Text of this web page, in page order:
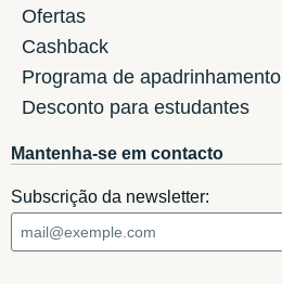
Ofertas
Cashback
Programa de apadrinhamento
Desconto para estudantes
Mantenha-se em contacto
Subscrição da newsletter: